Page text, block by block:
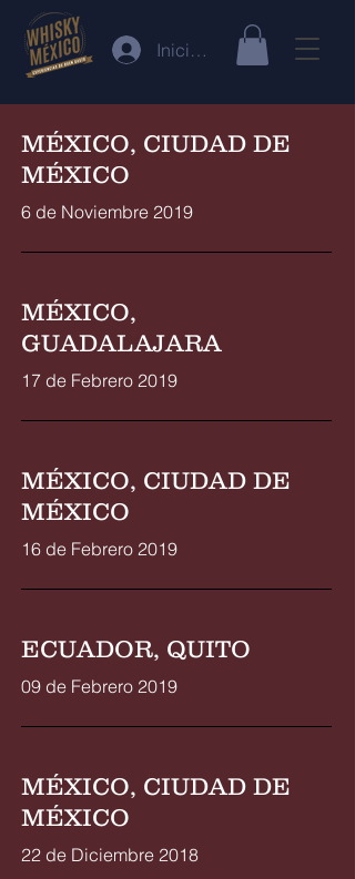
Iniciar sesión
MÉXICO, CIUDAD DE
MÉXICO
6 de Noviembre 2019
MÉXICO,
GUADALAJARA
17 de Febrero 2019
MÉXICO, CIUDAD DE
MÉXICO
16 de Febrero 2019
ECUADOR, QUITO
09 de Febrero 2019
MÉXICO, CIUDAD DE
MÉXICO
22 de Diciembre 2018